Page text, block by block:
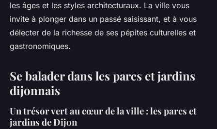
les âges et les styles architecturaux. La ville vous
invite à plonger dans un passé saisissant, et à vous
délecter de la richesse de ses pépites culturelles et
gastronomiques.
Se balader dans les parcs et jardins
dijonnais
Un trésor vert au cœur de la ville : les parcs et
jardins de Dijon